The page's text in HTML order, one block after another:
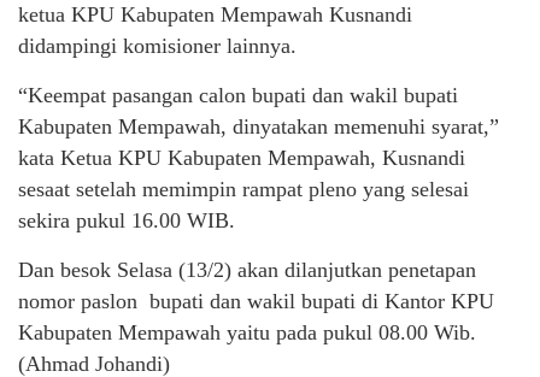
ketua KPU Kabupaten Mempawah Kusnandi
didampingi komisioner lainnya.
“Keempat pasangan calon bupati dan wakil bupati
Kabupaten Mempawah, dinyatakan memenuhi syarat,”
kata Ketua KPU Kabupaten Mempawah, Kusnandi
sesaat setelah memimpin rampat pleno yang selesai
sekira pukul 16.00 WIB.
Dan besok Selasa (13/2) akan dilanjutkan penetapan
nomor paslon bupati dan wakil bupati di Kantor KPU
Kabupaten Mempawah yaitu pada pukul 08.00 Wib.
(Ahmad Johandi)